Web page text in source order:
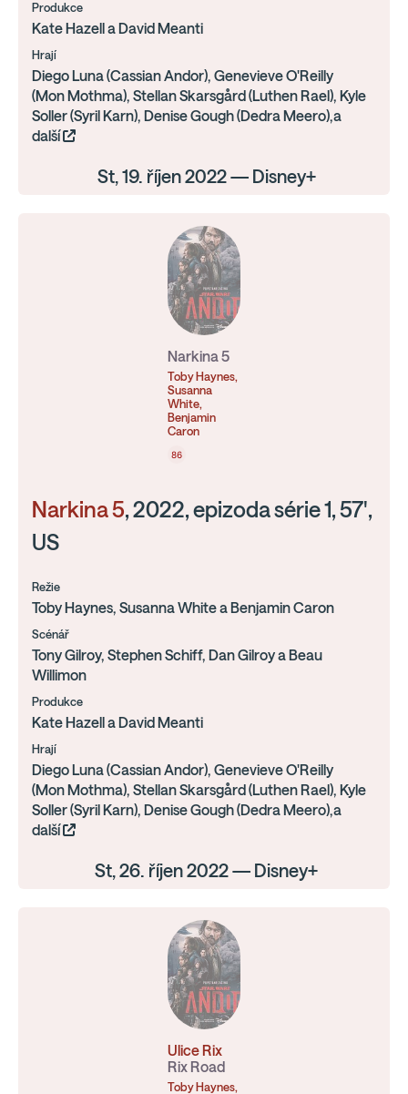
Produkce
Kate Hazell a David Meanti
Hrají
Diego Luna (Cassian Andor), Genevieve O'Reilly
(Mon Mothma), Stellan Skarsgård (Luthen Rael), Kyle
Soller (Syril Karn), Denise Gough (Dedra Meero),a
další
St, 19. říjen 2022 — Disney+
Narkina 5
Toby Haynes,
Susanna
White,
Benjamin
Caron
86
Narkina 5, 2022, epizoda série 1, 57',
US
Režie
Toby Haynes, Susanna White a Benjamin Caron
Scénář
Tony Gilroy, Stephen Schiff, Dan Gilroy a Beau
Willimon
Produkce
Kate Hazell a David Meanti
Hrají
Diego Luna (Cassian Andor), Genevieve O'Reilly
(Mon Mothma), Stellan Skarsgård (Luthen Rael), Kyle
Soller (Syril Karn), Denise Gough (Dedra Meero),a
další
St, 26. říjen 2022 — Disney+
Ulice Rix
Rix Road
Toby Haynes,